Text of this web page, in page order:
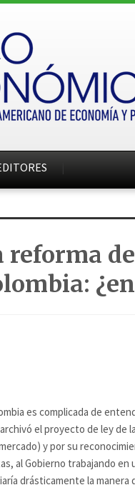
reforma
es complicada de
el proyecto de ley de
y por su
al Gobierno trabajando
drásticamente la